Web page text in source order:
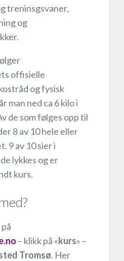
treninsgsvaner,
og
offisielle
og fysisk
man ned ca 6 kilo i
de som følges opp til
8 av 10 hele eller
9 av 10 sier i
lykkes og er
kurs.
– klikk på «kurs» –
Tromsø. Her